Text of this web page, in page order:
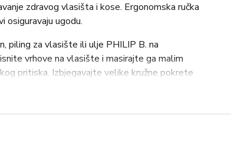
zdravog vlasišta i kose. Ergonomska ručka
osiguravaju ugodu.
piling za vlasište ili ulje PHILIP B. na
vrhove na vlasište i masirajte ga malim
pritiska. Izbjegavajte velike kružne pokrete
ponavljajte na cijelom skladištu koliko god
ili suhoj kosu, s ili bez proizvoda.